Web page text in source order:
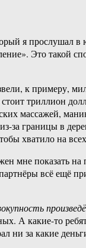
я прослушал
Это такой
к примеру,
триллион
массажей,
за границы в
хватило на
показать
всё ещё
А какие-то
ни за какие